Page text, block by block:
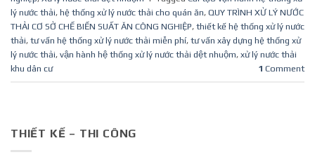
lý nước thải, hệ thống xử lý nước thải cho quán ăn, QUY TRÌNH XỬ LÝ NƯỚC
THẢI CƠ SỞ CHẾ BIẾN SUẤT ĂN CÔNG NGHIỆP, thiết kế hệ thống xử lý nước
thải, tư vấn hệ thống xử lý nước thải miễn phí, tư vấn xây dựng hệ thống xử
lý nước thải, vận hành hệ thống xử lý nước thải dệt nhuộm, xử lý nước thải
khu dân cư
1 Comment
THIẾT KẾ – THI CÔNG